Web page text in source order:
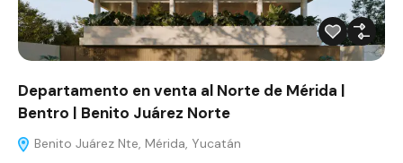
Departamento en venta al Norte de Mérida |
Bentro | Benito Juárez Norte
Benito Juárez Nte, Mérida, Yucatán